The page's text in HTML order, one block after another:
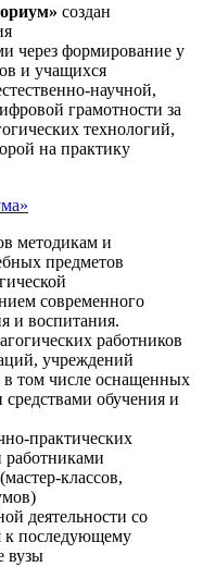
создан
через формирование у
и учащихся
научной,
грамотности за
технологий,
на практику
методикам и
предметов
современного
и воспитания.
работников
учреждений
в том числе оснащенных
обучения и
практических
работниками
классов,
деятельности со
к последующему
вузы